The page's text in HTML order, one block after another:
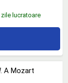
lucratoare